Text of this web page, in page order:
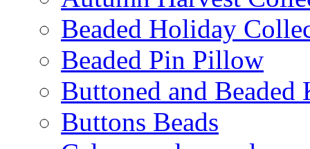
Beaded Holiday
Beaded Pin Pillow
Buttoned and Beaded
Buttons Beads